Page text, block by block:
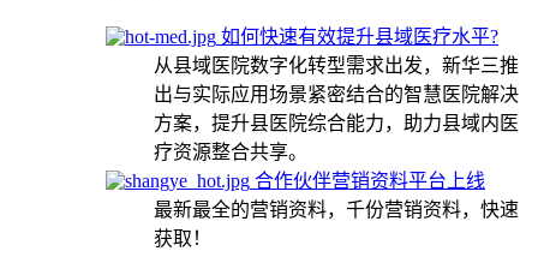
如何快速有效提升县域医疗水平?
从县域医院数字化转型需求出发，新华三推
出与实际应用场景紧密结合的智慧医院解决
方案，提升县医院综合能力，助力县域内医
疗资源整合共享。
合作伙伴营销资料平台上线
最新最全的营销资料，千份营销资料，快速
获取！